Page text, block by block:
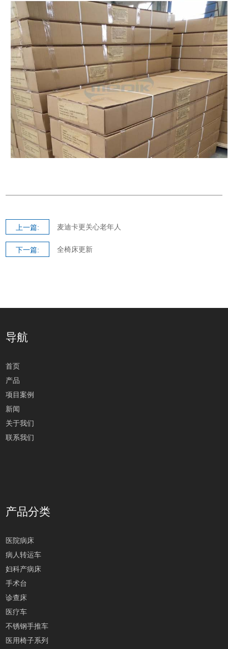
上一篇: 麦迪卡更关心老年人
下一篇: 全椅床更新
导航
首页
产品
项目案例
新闻
关于我们
联系我们
产品分类
医院病床
病人转运车
妇科产病床
手术台
诊查床
医疗车
不锈钢手推车
医用椅子系列